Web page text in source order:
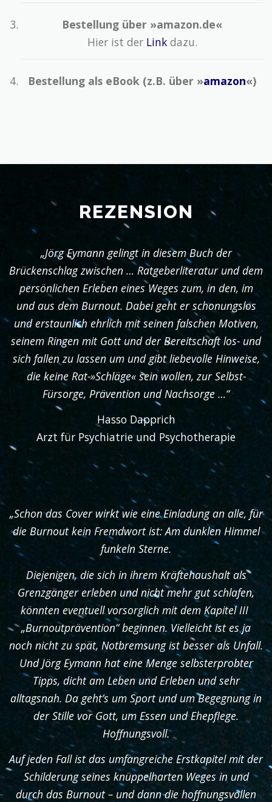
Bestellung über »amazon.de«
Hier ist der Linkdazu.
Bestellung als eBook (z.B. über »amazon«)
REZENSION
„Jörg Eymann gelingt in diesem Buch der
Brückenschlag zwischen … Ratgeberliteratur und dem
persönlichen Erleben eines Weges zum, in den, im
und aus dem Burnout. Dabei geht er schonungslos
und erstaunlich ehrlich mit seinen falschen Motiven,
seinem Ringen mit Gott und der Bereitschaft los- und
sich fallen zu lassen um und gibt liebevolle Hinweise,
die keine Rat-»Schläge« sein wollen, zur Selbst-
Fürsorge, Prävention und Nachsorge …“
Hasso Dapprich
Arzt für Psychiatrie und Psychotherapie
„Schon das Cover wirkt wie eine Einladung an alle, für
die Burnout kein Fremdwort ist: Am dunklen Himmel
funkeln Sterne.
Diejenigen, die sich in ihrem Kräftehaushalt als
Grenzgänger erleben und nicht mehr gut schlafen,
könnten eventuell vorsorglich mit dem Kapitel III
„Burnoutprävention“ beginnen. Vielleicht ist es ja
noch nicht zu spät, Notbremsung ist besser als Unfall.
Und Jörg Eymann hat eine Menge selbsterprobter
Tipps, dicht am Leben und Erleben und sehr
alltagsnah. Da geht’s um Sport und um Begegnung in
der Stille vor Gott, um Essen und Ehepflege.
Hoffnungsvoll.
Auf jeden Fall ist das umfangreiche Erstkapitel mit der
Schilderung seines knüppelharten Weges in und
durch das Burnout – und dann die hoffnungsvollen